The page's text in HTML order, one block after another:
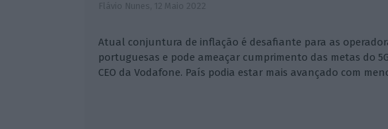
Flávio Nunes, 12 Maio 2022
Atual conjuntura de inflação é desafiante para as
portuguesas e pode ameaçar cumprimento das metas do
CEO da Vodafone. País podia estar mais avançado com